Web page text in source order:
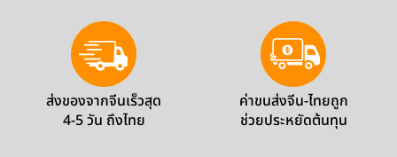
ส่งของจากจีนเร็วสุด
4-5 วัน ถึงไทย
ค่าขนส่งจีน-ไทยถูก
ช่วยประหยัดต้นทุน